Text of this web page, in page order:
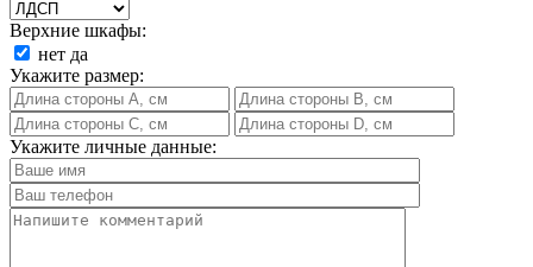
Верхние шкафы:
нет да
Укажите размер:
Укажите личные данные: